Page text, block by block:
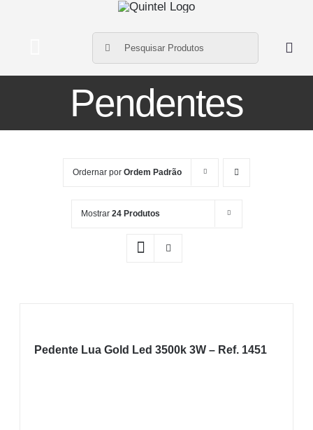
conteúdoNavigation
Fornecedores
Buscar
resultados
Pendentes
Ordernar por Ordem Padrão
Mostrar 24 Produtos
Pedente Lua Gold Led 3500k 3W – Ref. 1451